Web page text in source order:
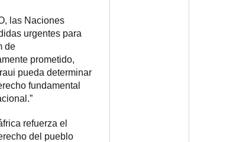
las Naciones
urgentes para
de
prometido,
pueda determinar
fundamental
refuerza el
del pueblo